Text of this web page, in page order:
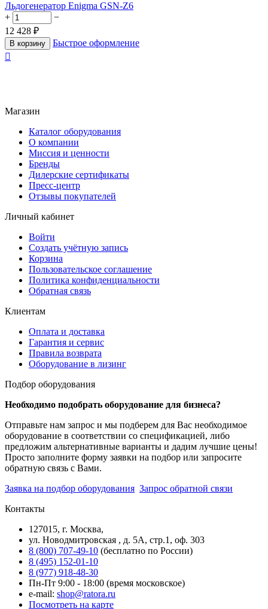
Льдогенератор Enigma GSN-Z6
+
−
12 428 ₽
В корзину
Быстрое оформление

Магазин
Каталог оборудования
О компании
Миссия и ценности
Бренды
Дилерские сертификаты
Пресс-центр
Отзывы покупателей
Личный кабинет
Войти
Создать учётную запись
Корзина
Пользовательское соглашение
Политика конфиденциальности
Обратная связь
Клиентам
Оплата и доставка
Гарантия и сервис
Правила возврата
Оборудование в лизинг
Подбор оборудования
Необходимо подобрать оборудование для бизнеса?
Отправьте нам запрос и мы подберем для Вас необходимое
оборудование в соответствии со спецификацией, либо
предложим альтернативные варианты и дадим лучшие цены!
Просто заполните форму заявки на подбор или запросите
обратную связь с Вами.
Заявка на подбор оборудования Запрос обратной связи
Контакты
127015, г. Москва,
ул. Новодмитровская , д. 5А, стр.1, оф. 303
8 (800) 707-49-10 (бесплатно по России)
8 (495) 152-01-10
8 (977) 918-48-30
Пн-Пт 9:00 - 18:00 (время московское)
e-mail: shop@ratora.ru
Посмотреть на карте